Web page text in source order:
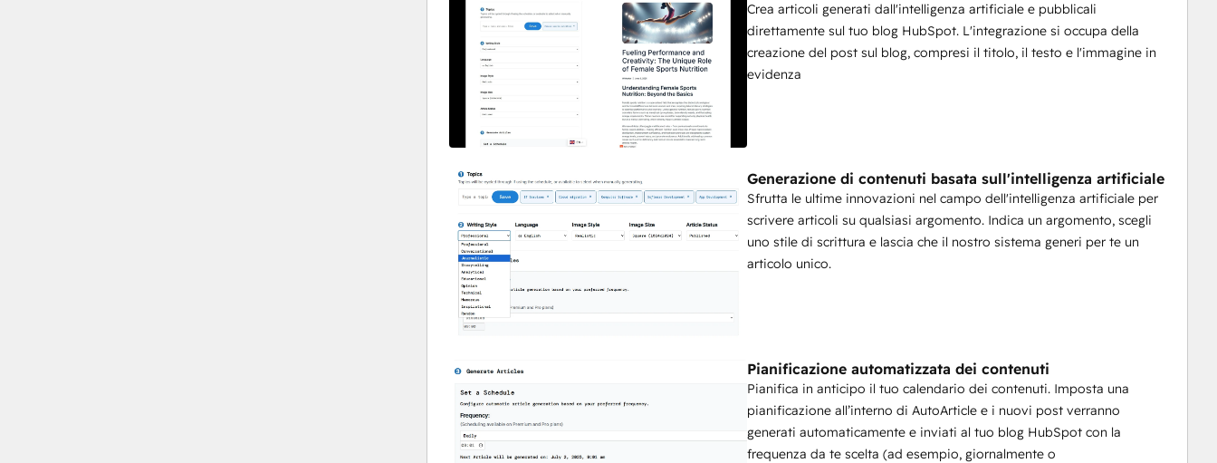
Crea articoli generati dall'intelligenza artificiale e pubblicali
direttamente sul tuo blog HubSpot. L'integrazione si occupa della
creazione del post sul blog, compresi il titolo, il testo e l'immagine in
evidenza
Generazione di contenuti basata sull'intelligenza artificiale
Sfrutta le ultime innovazioni nel campo dell'intelligenza artificiale per
scrivere articoli su qualsiasi argomento. Indica un argomento, scegli
uno stile di scrittura e lascia che il nostro sistema generi per te un
articolo unico.
Pianificazione automatizzata dei contenuti
Pianifica in anticipo il tuo calendario dei contenuti. Imposta una
pianificazione all’interno di AutoArticle e i nuovi post verranno
generati automaticamente e inviati al tuo blog HubSpot con la
frequenza da te scelta (ad esempio, giornalmente o